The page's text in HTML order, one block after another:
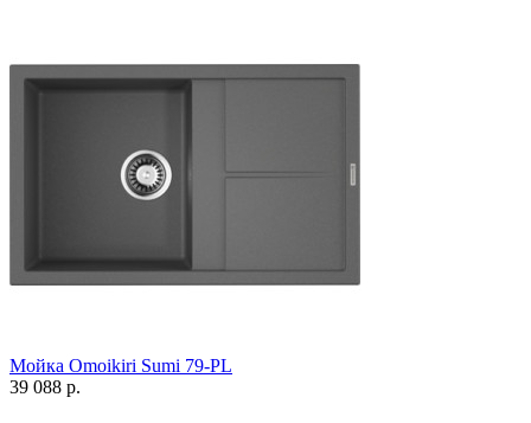
Мойка Omoikiri Sumi 79-PL
39 088 р.